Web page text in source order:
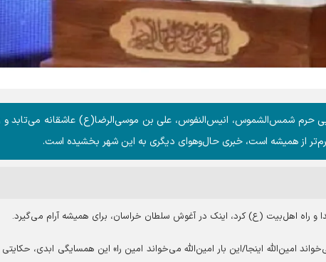
حرم شمس‌الشموس، انیس‌النفوس، علی بن موسی‌الرضا(ع) عاشقانه می‌تابد و
از همیشه است، خبری حال‌وهوای دیگری به این شهر بخشیده است.
راه اهل‌بیت (ع) کرد، اینک در آغوش سلطان خراسان، برای همیشه آرام می‌گیرد.
امین‌الله اینجا/‏این بار امین‌الله می‌خواند امین را» این همسایگی ابدی،